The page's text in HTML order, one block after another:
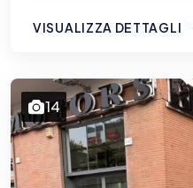
VISUALIZZA DETTAGLI
14